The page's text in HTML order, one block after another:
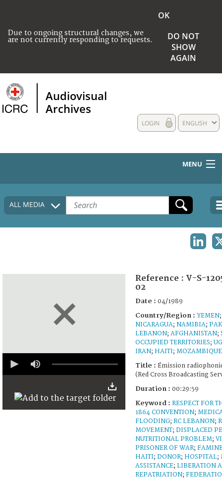
Due to ongoing structural changes, we
are not currently responding to requests.
OK
DO NOT
SHOW
AGAIN
Audiovisual
Archives
ENGLISH
LOGIN
MENU
HOME
COLLECTIONS DESCRIPTION
ALL MEDIA
seconds
Reference : V-S-
02
Date : 04/1989
Country/Region : YEMEN
NICARAGUA; NAMIBIA;
LEBANON; AFGHANISTAN;
OCCUPIED TERRITORIES;
IRAN; HAITI; MOZAMBIQUE
Title : Émission
(Red Cross Broadcasting
Duration : 00:29:59
Keyword : RESPECT FOR
1864 CONVENTION;
FLOODING; RC LEBANON;
MOVEMENT; DISPLACED
NUTRITIONAL PROBLEM;
PRISONER OF WAR;
HAITI; DONOR; HOSPITAL;
ASSISTANCE; LIBERATION
REPATRIATION;